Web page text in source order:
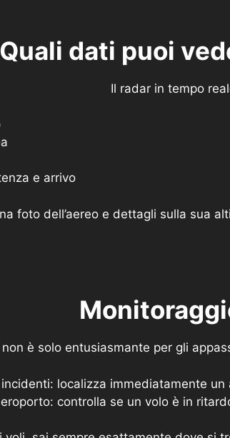
Quali dati puoi
Il radar in tempo
e arrivo
foto dell’aereo e dettagli sulla sua
è solo entusiasmante per gli
localizza immediatamente
controlla se un volo è in